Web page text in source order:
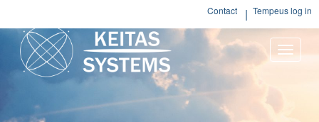
Contact Tempeus log in
Toggle